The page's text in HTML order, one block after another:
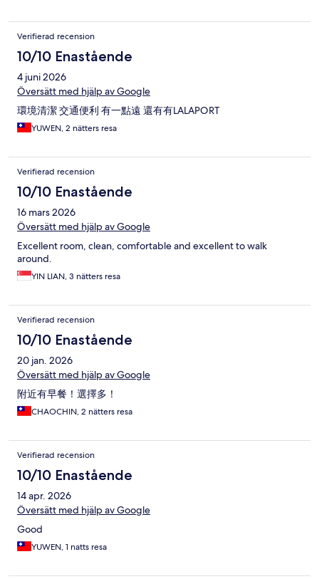
Verifierad recension
10/10 Enastående
4 juni 2026
Översätt med hjälp av Google
環境清潔 交通便利 有一點遠 還有有LALAPORT
YUWEN, 2 nätters resa
Verifierad recension
10/10 Enastående
16 mars 2026
Översätt med hjälp av Google
Excellent room, clean, comfortable and excellent to walk
around.
YIN LIAN, 3 nätters resa
Verifierad recension
10/10 Enastående
20 jan. 2026
Översätt med hjälp av Google
附近有早餐！選擇多！
CHAOCHIN, 2 nätters resa
Verifierad recension
10/10 Enastående
14 apr. 2026
Översätt med hjälp av Google
Good
YUWEN, 1 natts resa